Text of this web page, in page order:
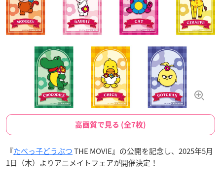
高画質で見る (全7枚)
『たべっ子どうぶつTHE MOVIE』の公開を記念し、2025年5月
1日（木）よりアニメイトフェアが開催決定！